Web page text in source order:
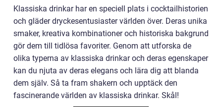
Klassiska drinkar har en speciell plats i cocktailhistorien
och gläder dryckesentusiaster världen över. Deras unika
smaker, kreativa kombinationer och historiska bakgrund
gör dem till tidlösa favoriter. Genom att utforska de
olika typerna av klassiska drinkar och deras egenskaper
kan du njuta av deras elegans och lära dig att blanda
dem själv. Så ta fram shakern och upptäck den
fascinerande världen av klassiska drinkar. Skål!